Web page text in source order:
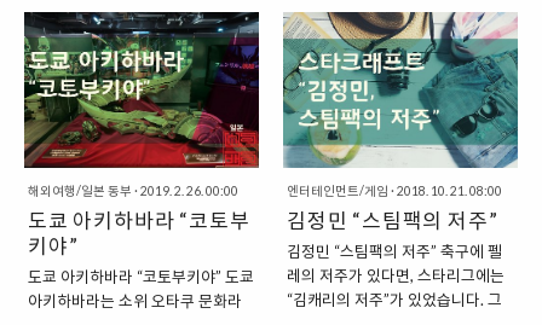
가 잘 정리를 해놓고 소개를 해놓는
곳이 있다면, 좋겠다는 생각을 하게
되기도 합니다. 그러면 간혹 이렇게
흘러간 옛날 게임이 생각나는 경우
에도 찾아서 쉽게 플레이를 할 수 있
을 것이니까요. 하지만, ..
프리카 TV”가 있다고 한다면, 해외
에는 “트위치”라는 서비스가 있습니
다. 이 곳은 우리나라의 아프리카
TV와 닮아있는 곳이라고 할 수 있
는데요. 조금 다른 점이 있다면, 우
리나라의 아프리카 TV의 경우에는
인수되기 전까지만 하더라도 유튜
브는 지금처럼 안정적인 서버를 가
진 회사는 아니었습니다. 서버가 불
안정했던 탓에, 특히 우리나라에서
유튜브에 있는 영상을 시청하면 “버
퍼링”이 한동안 지속되는 문제가 생
기는 것을 볼 수 있었습니다. “구글
에 인수된 후, 쾌적한 시청환경을 제
공하는 유튜브” 하지만, 구글에 인
수된 이후부터는 이러한 문제점이
인터넷 동영상 제공업체 중에서 독
보적인 일인자라는 자리를 굳히게
“GOOGLE”이라는 단어를 동사로
사용해서 “인터넷 검색한다.”는 의
미로 사용하기도 하지요. 이번에는
구글에서 제공하는 서비스 중에서
아주 간단한 서비스에 대해서 한 번
소개를 해보려고 합니다. 바로 구글
검색엔진을 통해서 “주사위”를 던지
는 게임을 해볼 수 있는 것이지요.
“구글에서 제공하는 주사위 던지기”
있습니다. 보드게임을 하는 경우나,
간단한 간식내기 등의 게임을 하는
경우에 간단한 게임으로 “주사위”를
해외여행/일본 동부 · 2019. 2. 26. 00:00
도쿄 아키하바라 “코토부
키야”
도쿄 아키하바라 “코토부키야” 도쿄
아키하바라는 소위 오타쿠 문화라
엔터테인먼트/게임 · 2018. 10. 21. 08:00
김정민 “스팀팩의 저주”
김정민 “스팀팩의 저주” 축구에 펠
레의 저주가 있다면, 스타리그에는
“김캐리의 저주”가 있었습니다. 그